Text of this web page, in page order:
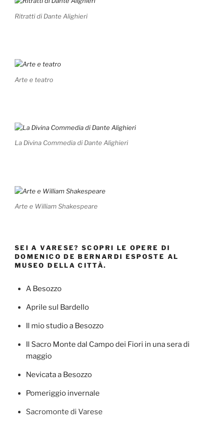
Ritratti di Dante Alighieri
Arte e teatro
La Divina Commedia di Dante Alighieri
Arte e William Shakespeare
SEI A VARESE? SCOPRI LE OPERE DI
DOMENICO DE BERNARDI ESPOSTE AL
MUSEO DELLA CITTÀ.
A Besozzo
Aprile sul Bardello
Il mio studio a Besozzo
Il Sacro Monte dal Campo dei Fiori in una sera di
maggio
Nevicata a Besozzo
Pomeriggio invernale
Sacromonte di Varese